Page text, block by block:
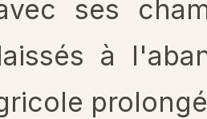
ses
à